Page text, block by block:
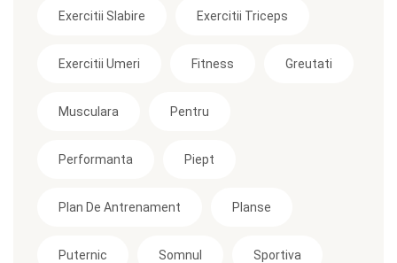
Exercitii Slabire Exercitii Triceps
Exercitii Umeri Fitness Greutati
Musculara Pentru
Performanta Piept
Plan De Antrenament Planse
Puternic Somnul Sportiva